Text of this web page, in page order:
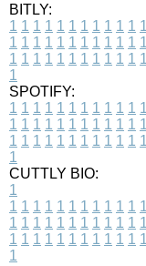
BITLY:
1 1 1 1 1 1 1 1 1 1 1 1
1 1 1 1 1 1 1 1 1 1 1 1
1 1 1 1 1 1 1 1 1 1 1 1
1
SPOTIFY:
1 1 1 1 1 1 1 1 1 1 1 1
1 1 1 1 1 1 1 1 1 1 1 1
1 1 1 1 1 1 1 1 1 1 1 1
1
CUTTLY BIO:
1
1 1 1 1 1 1 1 1 1 1 1 1
1 1 1 1 1 1 1 1 1 1 1 1
1 1 1 1 1 1 1 1 1 1 1 1
1